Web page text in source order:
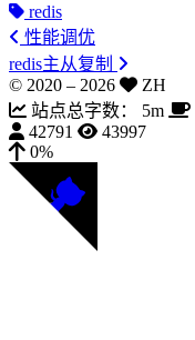
redis
性能调优
redis主从复制
© 2020 – 2026
ZH
站点总字数：
5m
42791
43997
0%